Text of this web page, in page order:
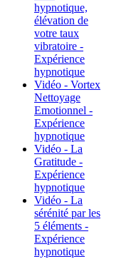
hypnotique,
élévation de
votre taux
vibratoire -
Expérience
hypnotique
Vidéo - Vortex
Nettoyage
Emotionnel -
Expérience
hypnotique
Vidéo - La
Gratitude -
Expérience
hypnotique
Vidéo - La
sérénité par les
5 éléments -
Expérience
hypnotique